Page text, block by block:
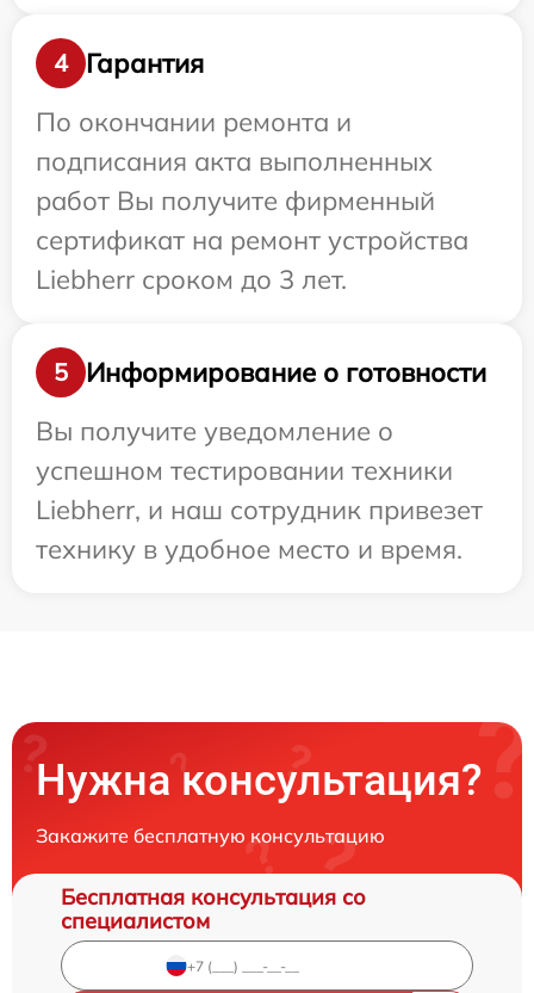
4
Гарантия
По окончании ремонта и
подписания акта выполненных
работ Вы получите фирменный
сертификат на ремонт устройства
Liebherr сроком до 3 лет.
5
Информирование о готовности
Вы получите уведомление о
успешном тестировании техники
Liebherr, и наш сотрудник привезет
технику в удобное место и время.
Нужна консультация?
Закажите бесплатную консультацию
Бесплатная консультация со
специалистом